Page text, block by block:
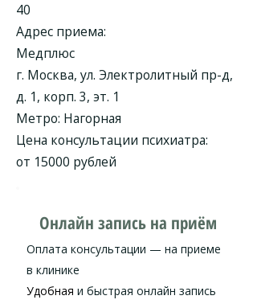
40
Адрес приема:
Медплюс
г. Москва, ул. Электролитный пр-д,
д. 1, корп. 3, эт. 1
Метро: Нагорная
Цена консультации психиатра:
от 15000 рублей
Онлайн запись на приём
Оплата консультации — на приеме
в клинике
Удобная и быстрая онлайн запись